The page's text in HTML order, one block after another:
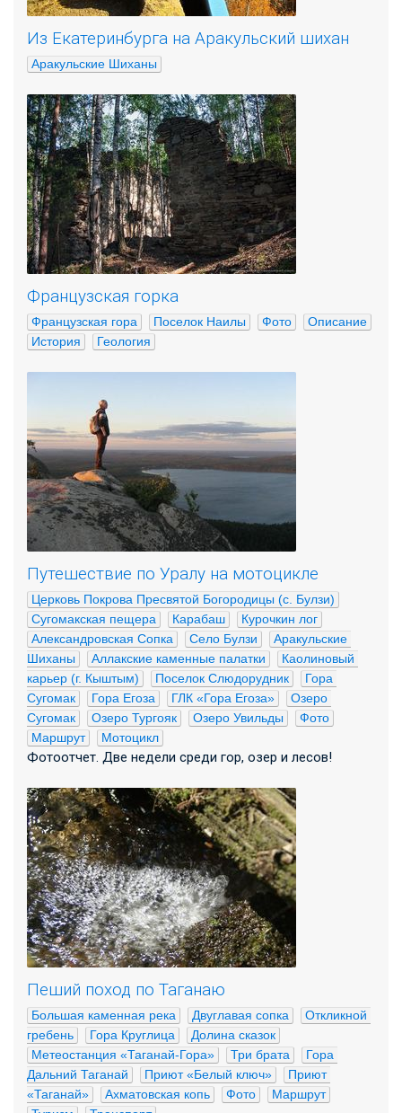
Из Екатеринбурга на Аракульский шихан
Аракульские Шиханы
Французская горка
Французская гора Поселок Наилы Фото
Описание
История
Геология
Путешествие по Уралу на мотоцикле
Церковь Покрова Пресвятой Богородицы (с. Булзи)
Сугомакская пещера
Карабаш
Курочкин лог
Александровская Сопка
Село Булзи
Аракульские
Шиханы
Аллакские каменные палатки
Каолиновый
карьер (г. Кыштым)
Поселок Слюдорудник
Гора
Сугомак
Гора Егоза ГЛК «Гора Егоза»
Озеро
Сугомак
Озеро Тургояк Озеро Увильды
Фото
Маршрут
Мотоцикл
Фотоотчет. Две недели среди гор, озер и лесов!
Пеший поход по Таганаю
Большая каменная река Двуглавая сопка
Откликной
гребень
Гора Круглица
Долина сказок
Метеостанция «Таганай-Гора»
Три брата
Гора
Дальний Таганай
Приют «Белый ключ»
Приют
«Таганай»
Ахматовская копь Фото
Маршрут